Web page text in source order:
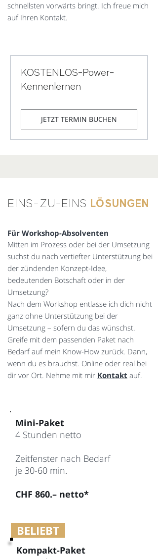
schnellsten vorwärts bringt. Ich freue mich
auf Ihren Kontakt.
KOSTENLOS-Power-
Kennenlernen
JETZT TERMIN BUCHEN
EINS-ZU-EINS LÖSUNGEN
Für Workshop-Absolventen
Mitten im Prozess oder bei der Umsetzung
suchst du nach vertiefter Unterstützung bei
der zündenden Konzept-Idee,
bedeutenden Botschaft oder in der
Umsetzung?
Nach dem Workshop entlasse ich dich nicht
ganz ohne Unterstützung bei der
Umsetzung – sofern du das wünschst.
Greife mit dem passenden Paket nach
Bedarf auf mein Know-How zurück. Dann,
wenn du es brauchst. Online oder real bei
dir vor Ort. Nehme mit mir Kontakt auf.
Mini-Paket
4 Stunden netto
Zeitfenster nach Bedarf
je 30-60 min.
CHF 860.– netto*
BELIEBT
Kompakt-Paket